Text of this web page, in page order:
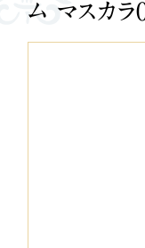
ム マスカラ